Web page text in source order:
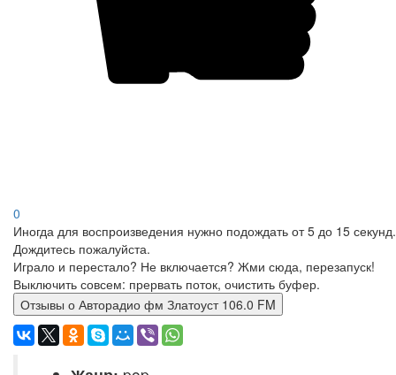
0
Иногда для воспроизведения нужно подождать от 5 до 15 секунд.
Дождитесь пожалуйста.
Играло и перестало? Не включается? Жми сюда, перезапуск!
Выключить совсем: прервать поток, очистить буфер.
Отзывы о Авторадио фм Златоуст 106.0 FM